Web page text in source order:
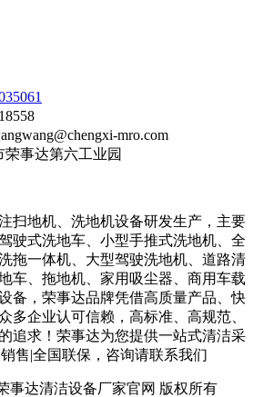
mro.com
事达第六工业园
扫地机、洗地机设备研发生产，主要
驶式洗地车、小型手推式洗地机、全
拖一体机、大型驾驶洗地机、道路清
车、拖地机、家用吸尘器、商用车载
备，荣事达品牌凭借高质量产品、快
多企业认可信赖，高标准、高规范、
追求！荣事达为您提供一站式清洁采
售|全国联保，咨询请联系我们
事达清洁设备厂家官网 版权所有